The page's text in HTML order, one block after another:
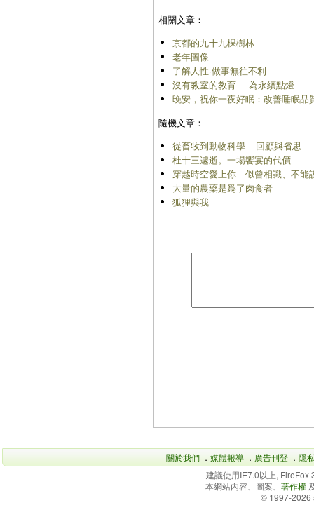
相關文章：
京都的九十九棵樹林
老年圖像
了解人性·做事無往不利
沒有教室的教育──為永續點燈
晚安，祝你一夜好眠：改善睡眠品
隨機文章：
從畜牧到動物科學 – 回顧與省思
杜十三遽逝。一場饗宴的代價
穿越時空愛上你―似曾相識、不能
大量的農藥是爲了肉食者
狐狸與我
關於我們 ． 媒體報導 ． 廣告刊登 ． 隱
建議使用IE7.0以上,
本網站內容、圖案、 著作權
© 1997-2026